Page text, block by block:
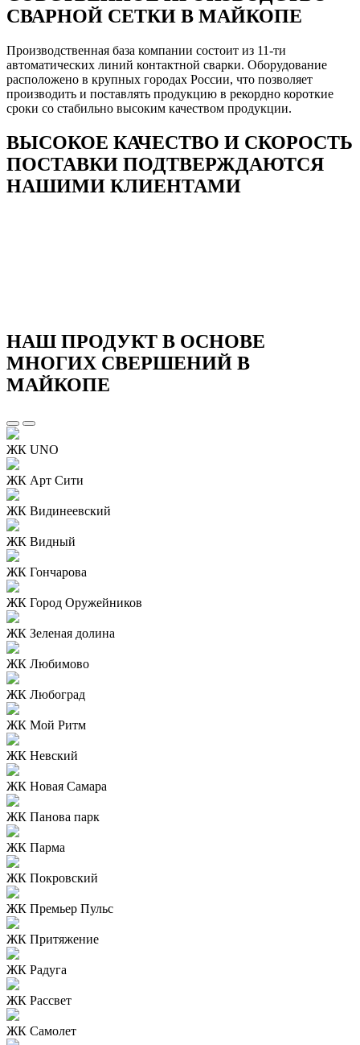
СВАРНОЙ СЕТКИ В МАЙКОПЕ
Производственная база компании состоит из 11-ти
автоматических линий контактной сварки. Оборудование
расположено в крупных городах России, что позволяет
производить и поставлять продукцию в рекордно короткие
сроки со стабильно высоким качеством продукции.
ВЫСОКОЕ КАЧЕСТВО И СКОРОСТЬ
ПОСТАВКИ ПОДТВЕРЖДАЮТСЯ
НАШИМИ КЛИЕНТАМИ
НАШ ПРОДУКТ В ОСНОВЕ
МНОГИХ СВЕРШЕНИЙ В
МАЙКОПЕ
ЖК UNO
ЖК Арт Сити
ЖК Видинеевский
ЖК Видный
ЖК Гончарова
ЖК Город Оружейников
ЖК Зеленая долина
ЖК Любимово
ЖК Любоград
ЖК Мой Ритм
ЖК Невский
ЖК Новая Самара
ЖК Панова парк
ЖК Парма
ЖК Покровский
ЖК Премьер Пульс
ЖК Притяжение
ЖК Радуга
ЖК Рассвет
ЖК Самолет